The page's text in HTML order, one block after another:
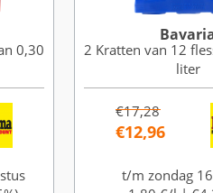
0,30
2 Kratten van 12
liter
€17,28
€12,96
t/m zondag